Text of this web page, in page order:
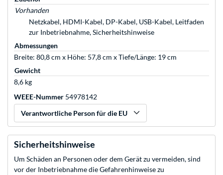
Vorhanden
Netzkabel, HDMI-Kabel, DP-Kabel, USB-Kabel, Leitfaden
zur Inbetriebnahme, Sicherheitshinweise
Abmessungen
Breite: 80,8 cm x Höhe: 57,8 cm x Tiefe/Länge: 19 cm
Gewicht
8,6 kg
WEEE-Nummer 54978142
Verantwortliche Person für die EU
Sicherheitshinweise
Um Schäden an Personen oder dem Gerät zu vermeiden, sind
vor der Inbetriebnahme die Gefahrenhinweise zu